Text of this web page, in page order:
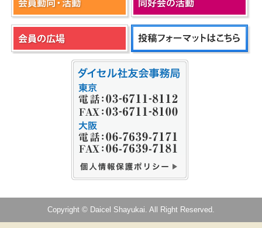
Copyright © Daicel Shayukai. All Right Reserved.